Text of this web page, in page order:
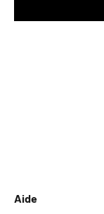
Aide